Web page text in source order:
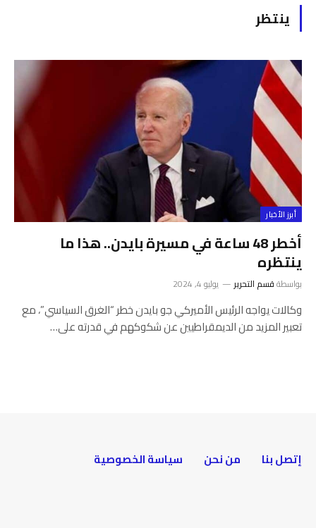
ينتظر
أبرز الأخبار
أخطر 48 ساعة في مسيرة بايدن.. هذا ما
ينتظره
بواسطةقسم التحرير يوليو 4, 2024
وكالات يواجه الرئيس الأميركي جو بايدن خطر “الغرق السياسي”، مع
تعبير المزيد من الديمقراطيين عن شكوكهم في قدرته على…
إتصل بنا من نحن سياسة الخصوصية